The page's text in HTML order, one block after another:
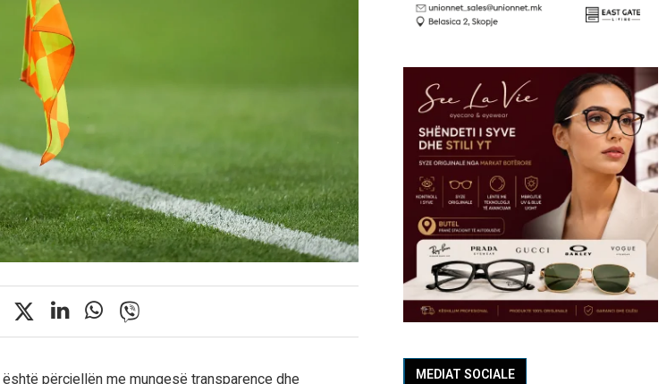
përcjellën me mungesë transparence dhe
MEDIAT SOCIALE